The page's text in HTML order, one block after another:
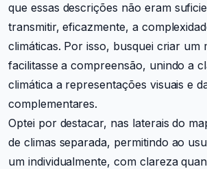
que essas descrições não eram
transmitir, eficazmente, a
climáticas. Por isso, busquei criar um
facilitasse a compreensão, unindo a
climática a representações visuais e
complementares.
Optei por destacar, nas laterais do
de climas separada, permitindo ao
um individualmente, com clareza